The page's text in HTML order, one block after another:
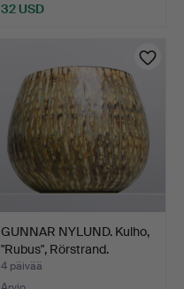
32 USD
GUNNAR NYLUND. Kulho,
"Rubus", Rörstrand.
4 päivää